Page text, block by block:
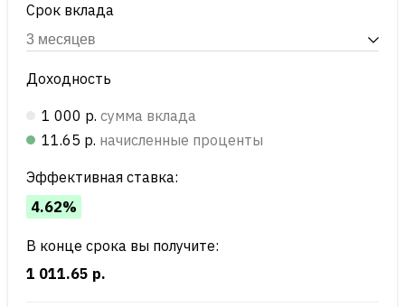
Срок вклада
Доходность
1 000 р. сумма вклада
11.65 р. начисленные проценты
Эффективная ставка:
4.62%
В конце срока вы получите:
1 011.65 р.